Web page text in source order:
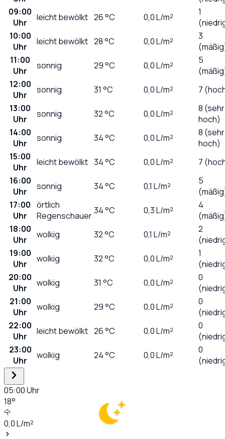
09:00
Uhr
leicht bewölkt 26°C 0,0L/m²
1
10:00
Uhr
leicht bewölkt 28°C 0,0L/m²
3
11:00
Uhr
sonnig 29°C 0,0L/m²
5
12:00
Uhr
sonnig 31 °C 0,0L/m²
7
13:00
Uhr
sonnig 32°C 0,0L/m²
8 (sehr
hoch)
14:00
Uhr
sonnig 34°C 0,0L/m²
8 (sehr
hoch)
15:00
Uhr
leicht bewölkt 34°C 0,0L/m²
7
16:00
Uhr
sonnig 34°C 0,1 L/m²
5
17:00
Uhr
örtlich
Regenschauer34°C 0,3L/m²
4
18:00
Uhr
wolkig 32°C 0,1 L/m²
2
19:00
Uhr
wolkig 32°C 0,0L/m²
1
20:00
Uhr
wolkig 31 °C 0,0L/m²
0
21:00
Uhr
wolkig 29°C 0,0L/m²
0
22:00
Uhr
leicht bewölkt 26°C 0,0L/m²
0
23:00
Uhr
wolkig 24°C 0,0L/m²
0
05:00Uhr
18°
0,0L/m²